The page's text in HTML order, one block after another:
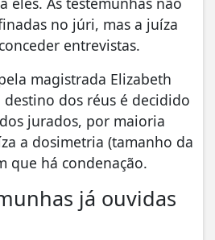
no júri, mas a juíza
entrevistas.
magistrada Elizabeth
dos réus é decidido
jurados, por maioria
a dosimetria (tamanho da
que há condenação.
já ouvidas